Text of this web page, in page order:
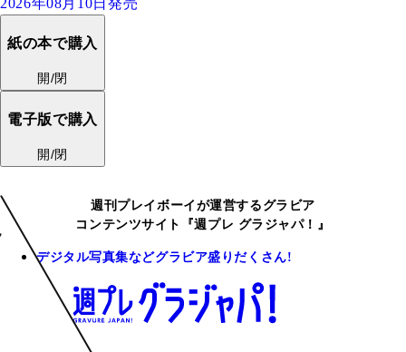
2026年08月10日発売
紙の本で購入
開/閉
電子版で購入
開/閉
週刊プレイボーイが運営するグラビア
コンテンツサイト『週プレ グラジャパ！』
デジタル写真集などグラビア盛りだくさん!